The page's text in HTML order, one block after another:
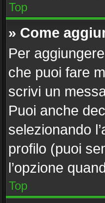
Top
» Come
Per
che puoi fare
scrivi un
Puoi anche
selezionando
profilo (puoi
l’opzione
Top